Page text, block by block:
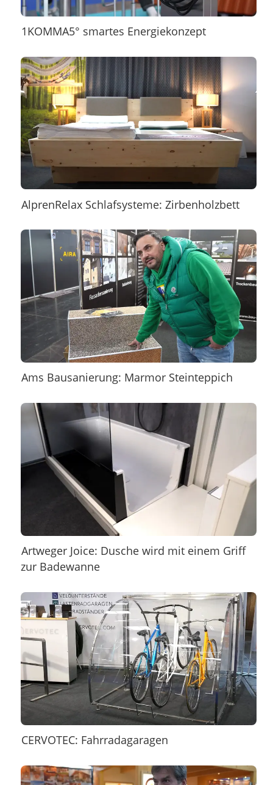
1KOMMA5° smartes Energiekonzept
AlprenRelax Schlafsysteme: Zirbenholzbett
Ams Bausanierung: Marmor Steinteppich
Artweger Joice: Dusche wird mit einem Griff
zur Badewanne
CERVOTEC: Fahrradagaragen